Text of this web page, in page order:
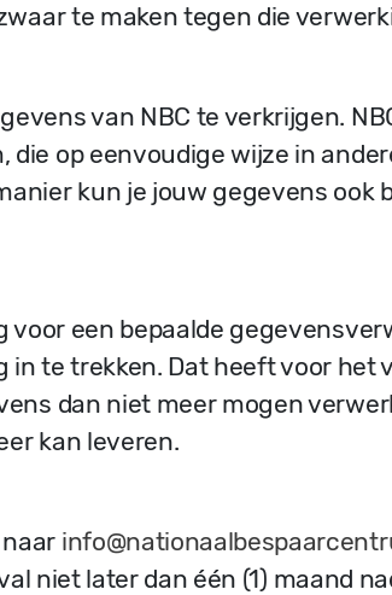
te maken tegen die
van NBC te verkrijgen.
op eenvoudige wijze in
kun je jouw gegevens ook
voor een bepaalde
te trekken. Dat heeft voor het
dan niet meer mogen
kan leveren.
niet later dan één (1) maand